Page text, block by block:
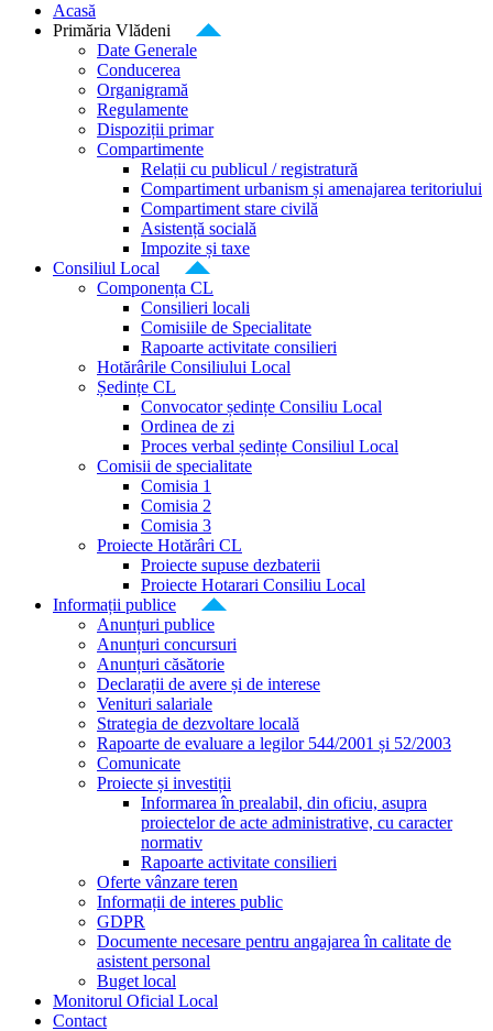
Acasă
Primăria Vlădeni
Date Generale
Conducerea
Organigramă
Regulamente
Dispoziții primar
Compartimente
Relații cu publicul / registratură
Compartiment urbanism și amenajarea teritoriului
Compartiment stare civilă
Asistență socială
Impozite și taxe
Consiliul Local
Componența CL
Consilieri locali
Comisiile de Specialitate
Rapoarte activitate consilieri
Hotărârile Consiliului Local
Ședințe CL
Convocator ședințe Consiliu Local
Ordinea de zi
Proces verbal ședințe Consiliul Local
Comisii de specialitate
Comisia 1
Comisia 2
Comisia 3
Proiecte Hotărâri CL
Proiecte supuse dezbaterii
Proiecte Hotarari Consiliu Local
Informații publice
Anunțuri publice
Anunțuri concursuri
Anunțuri căsătorie
Declarații de avere și de interese
Venituri salariale
Strategia de dezvoltare locală
Rapoarte de evaluare a legilor 544/2001 și 52/2003
Comunicate
Proiecte și investiții
Informarea în prealabil, din oficiu, asupra
proiectelor de acte administrative, cu caracter
normativ
Rapoarte activitate consilieri
Oferte vânzare teren
Informații de interes public
GDPR
Documente necesare pentru angajarea în calitate de
asistent personal
Buget local
Monitorul Oficial Local
Contact